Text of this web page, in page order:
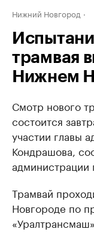
Нижний Новгород
трамвая
Нижнем
Смотр нового
состоится
участии главы
Кондрашова,
администрации
Трамвай
Новгороде по
«Уралтрансмаш».